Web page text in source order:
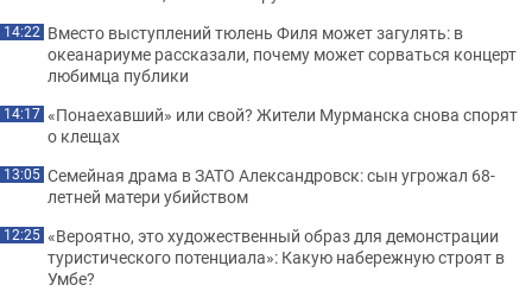
14:22 Вместо выступлений тюлень Филя может загулять: в
океанариуме рассказали, почему может сорваться концерт
любимца публики
14:17 «Понаехавший» или свой? Жители Мурманска снова спорят
о клещах
13:05 Семейная драма в ЗАТО Александровск: сын угрожал 68-
летней матери убийством
12:25 «Вероятно, это художественный образ для демонстрации
туристического потенциала»: Какую набережную строят в
Умбе?